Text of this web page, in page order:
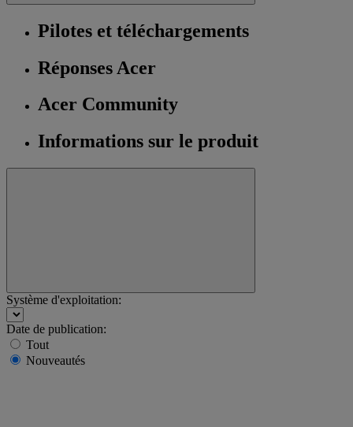
Pilotes et téléchargements
Réponses Acer
Acer Community
Informations sur le produit
Système d'exploitation:
Date de publication:
Tout
Nouveautés